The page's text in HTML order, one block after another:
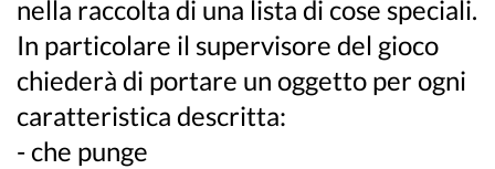
nella raccolta di una lista di cose speciali.
In particolare il supervisore del gioco
chiederà di portare un oggetto per ogni
caratteristica descritta:
- che punge